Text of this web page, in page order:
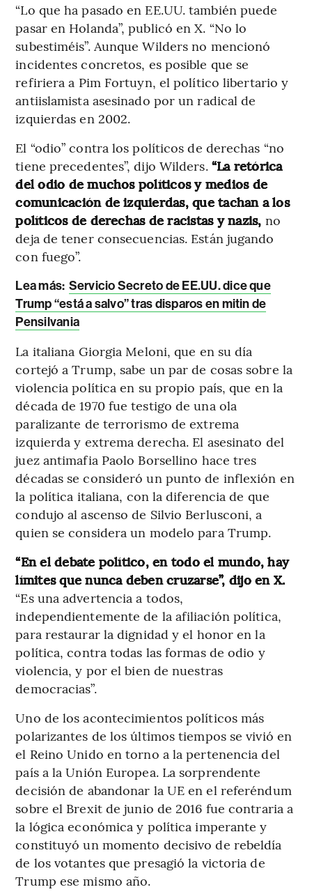
“Lo que ha pasado en EE.UU. también puede
pasar en Holanda”, publicó en X. “No lo
subestiméis”. Aunque Wilders no mencionó
incidentes concretos, es posible que se
refiriera a Pim Fortuyn, el político libertario y
antiislamista asesinado por un radical de
izquierdas en 2002.
El “odio” contra los políticos de derechas “no
tiene precedentes”, dijo Wilders. “La retórica
del odio de muchos políticos y medios de
comunicación de izquierdas, que tachan a los
políticos de derechas de racistas y nazis, no
deja de tener consecuencias. Están jugando
con fuego”.
Lea más: Servicio Secreto de EE.UU. dice que
Trump “está a salvo” tras disparos en mitin de
Pensilvania
La italiana Giorgia Meloni, que en su día
cortejó a Trump, sabe un par de cosas sobre la
violencia política en su propio país, que en la
década de 1970 fue testigo de una ola
paralizante de terrorismo de extrema
izquierda y extrema derecha. El asesinato del
juez antimafia Paolo Borsellino hace tres
décadas se consideró un punto de inflexión en
la política italiana, con la diferencia de que
condujo al ascenso de Silvio Berlusconi, a
quien se considera un modelo para Trump.
“En el debate político, en todo el mundo, hay
límites que nunca deben cruzarse”, dijo en X.
“Es una advertencia a todos,
independientemente de la afiliación política,
para restaurar la dignidad y el honor en la
política, contra todas las formas de odio y
violencia, y por el bien de nuestras
democracias”.
Uno de los acontecimientos políticos más
polarizantes de los últimos tiempos se vivió en
el Reino Unido en torno a la pertenencia del
país a la Unión Europea. La sorprendente
decisión de abandonar la UE en el referéndum
sobre el Brexit de junio de 2016 fue contraria a
la lógica económica y política imperante y
constituyó un momento decisivo de rebeldía
de los votantes que presagió la victoria de
Trump ese mismo año.